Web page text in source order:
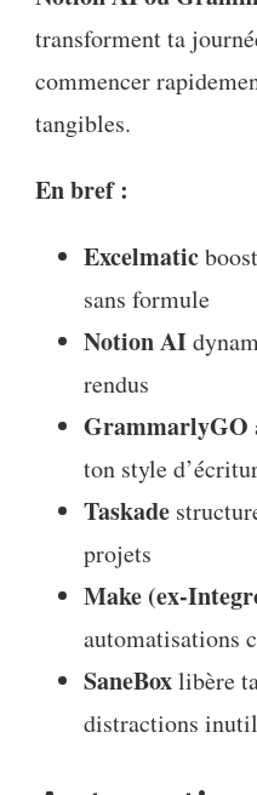
transforment ta
commencer
tangibles.
En bref :
Excelmatic
sans formule
Notion AI
rendus
GrammarlyGO
ton style
Taskade
projets
Make (ex-
automatisations
SaneBoxlibère
distractions